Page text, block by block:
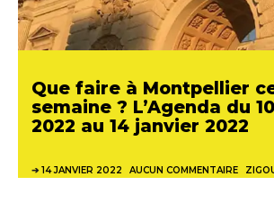
Que faire à Montpellier
semaine ? L’Agenda du
2022 au 14 janvier 2022
14 JANVIER 2022 AUCUN COMMENTAIRE